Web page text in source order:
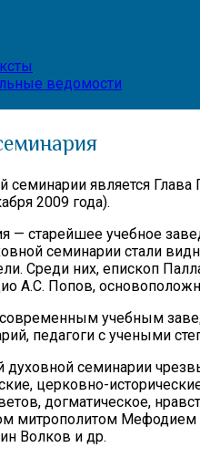
ведомости
семинарии является
2009 года).
— старейшее учебное
семинарии стали
Среди них, епископ
А.С. Попов,
современным учебным
педагоги с учеными
семинарии
церковно-
догматическое,
митрополитом
Волков и др.